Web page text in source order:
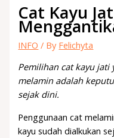
Cat Kayu
INFO / By Felichyta
Pemilihan cat kayu jati
melamin adalah
sejak dini.
Penggunaan cat
kayu sudah dialkukan